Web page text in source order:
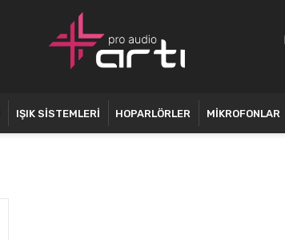
IŞIK SİSTEMLERİ HOPARLÖRLER MİKROFONLAR